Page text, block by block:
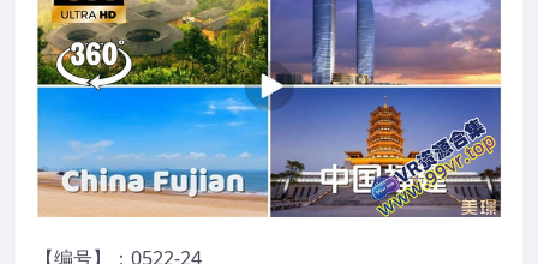
【编号】：0522-24